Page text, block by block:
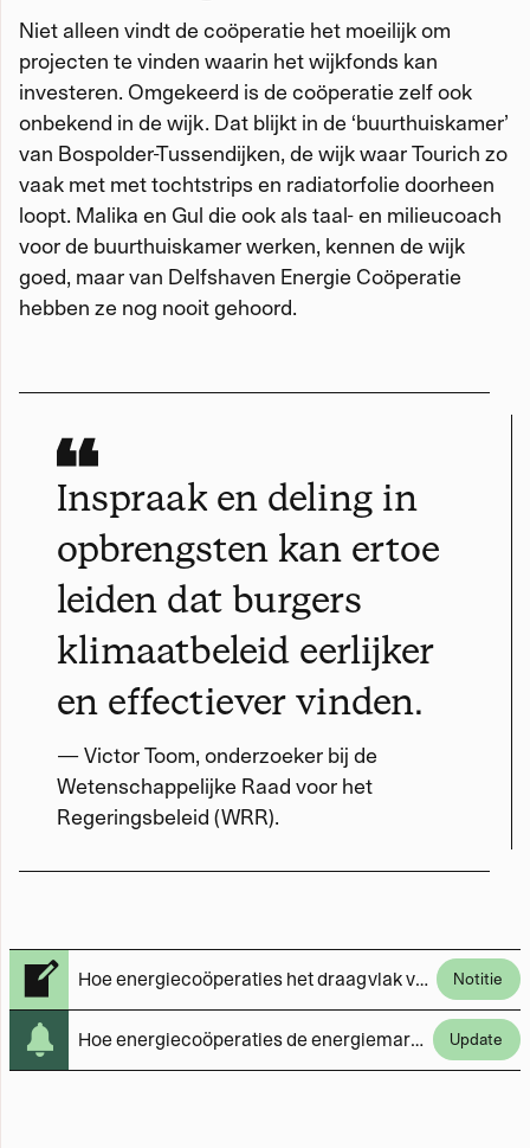
Niet alleen vindt de coöperatie het moeilijk om
projecten te vinden waarin het wijkfonds kan
investeren. Omgekeerd is de coöperatie zelf ook
onbekend in de wijk. Dat blijkt in de ‘buurthuiskamer’
van Bospolder-Tussendijken, de wijk waar Tourich zo
vaak met met tochtstrips en radiatorfolie doorheen
loopt. Malika en Gul die ook als taal- en milieucoach
voor de buurthuiskamer werken, kennen de wijk
goed, maar van Delfshaven Energie Coöperatie
hebben ze nog nooit gehoord.
Inspraak en deling in
opbrengsten kan ertoe
leiden dat burgers
klimaatbeleid eerlijker
en effectiever vinden.
— Victor Toom, onderzoeker bij de
Wetenschappelijke Raad voor het
Regeringsbeleid (WRR).
Hoe energiecoöperaties het draagvlak voor de energietransitie kunnen vergroten Notitie
Hoe energiecoöperaties de energiemarkt decentraliseren Update